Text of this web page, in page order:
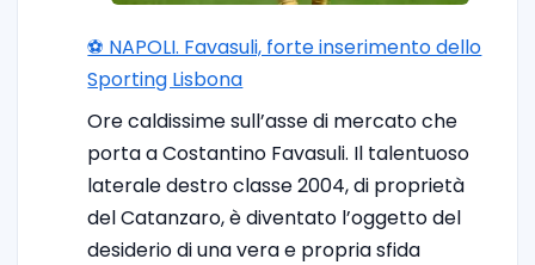
⚽️ NAPOLI. Favasuli, forte inserimento dello
Sporting Lisbona
Ore caldissime sull’asse di mercato che
porta a Costantino Favasuli. Il talentuoso
laterale destro classe 2004, di proprietà
del Catanzaro, è diventato l’oggetto del
desiderio di una vera e propria sfida